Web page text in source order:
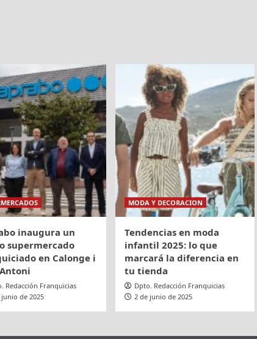
inaugura un
supermercado
en Calonge i
Redacción Franquicias
junio de 2025
MODA Y DECORACION
Tendencias en moda
infantil 2025: lo que
marcará la diferencia en
tu tienda
Dpto. Redacción Franquicias
2 de junio de 2025